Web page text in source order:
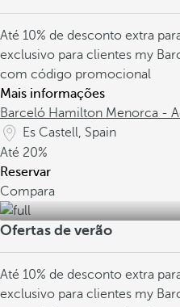
Até 10% de desconto extra
exclusivo para clientes my
com código promocional
Mais informações
Barceló Hamilton Menorca -
Es Castell, Spain
Até 20%
Reservar
Compara
Ofertas de verão
Até 10% de desconto extra
exclusivo para clientes my